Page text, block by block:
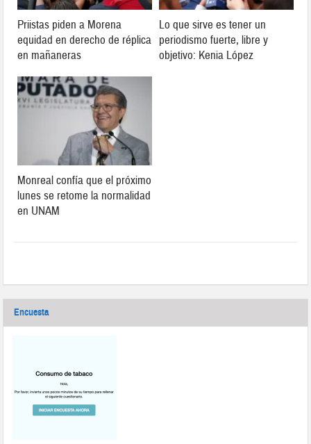
Priistas piden a Morena
equidad en derecho de réplica
en mañaneras
Lo que sirve es tener un
periodismo fuerte, libre y
objetivo: Kenia López
Monreal confía que el próximo
lunes se retome la normalidad
en UNAM
Encuesta